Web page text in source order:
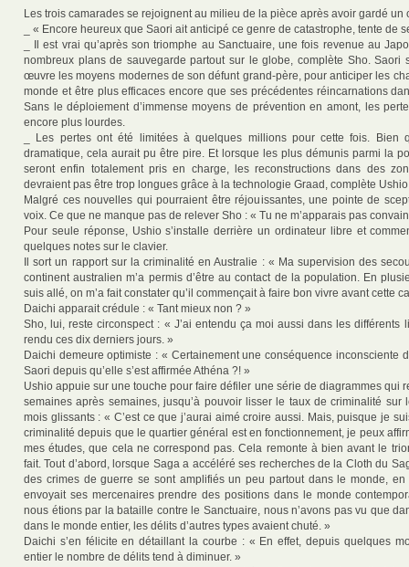
Les trois camarades se rejoignent au milieu de la pièce après avoir gardé un
_ « Encore heureux que Saori ait anticipé ce genre de catastrophe, tente de
_ Il est vrai qu’après son triomphe au Sanctuaire, une fois revenue au
nombreux plans de sauvegarde partout sur le globe, complète Sho. Saori
œuvre les moyens modernes de son défunt grand-père, pour anticiper les
monde et être plus efficaces encore que ses précédentes réincarnations
Sans le déploiement d’immense moyens de prévention en amont, les
encore plus lourdes.
_ Les pertes ont été limitées à quelques millions pour cette fois. Bien
dramatique, cela aurait pu être pire. Et lorsque les plus démunis parmi la
seront enfin totalement pris en charge, les reconstructions dans des
devraient pas être trop longues grâce à la technologie Graad, complète
Malgré ces nouvelles qui pourraient être réjouissantes, une pointe de
voix. Ce que ne manque pas de relever Sho : « Tu ne m’apparais pas
Pour seule réponse, Ushio s’installe derrière un ordinateur libre et
quelques notes sur le clavier.
Il sort un rapport sur la criminalité en Australie : « Ma supervision des
continent australien m’a permis d’être au contact de la population. En
suis allé, on m’a fait constater qu’il commençait à faire bon vivre avant cette
Daichi apparait crédule : « Tant mieux non ? »
Sho, lui, reste circonspect : « J’ai entendu ça moi aussi dans les différents
rendu ces dix derniers jours. »
Daichi demeure optimiste : « Certainement une conséquence inconsciente
Saori depuis qu’elle s’est affirmée Athéna ?! »
Ushio appuie sur une touche pour faire défiler une série de diagrammes qui
semaines après semaines, jusqu’à pouvoir lisser le taux de criminalité sur
mois glissants : « C’est ce que j’aurai aimé croire aussi. Mais, puisque je
criminalité depuis que le quartier général est en fonctionnement, je peux
mes études, que cela ne correspond pas. Cela remonte à bien avant le
fait. Tout d’abord, lorsque Saga a accéléré ses recherches de la Cloth du
des crimes de guerre se sont amplifiés un peu partout dans le monde, en
envoyait ses mercenaires prendre des positions dans le monde
nous étions par la bataille contre le Sanctuaire, nous n’avons pas vu que
dans le monde entier, les délits d’autres types avaient chuté. »
Daichi s’en félicite en détaillant la courbe : « En effet, depuis quelques
entier le nombre de délits tend à diminuer. »